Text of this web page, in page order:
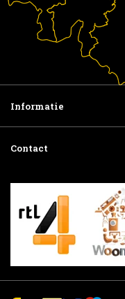
Informatie
Contact